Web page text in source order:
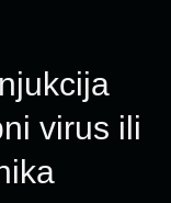
virus ili